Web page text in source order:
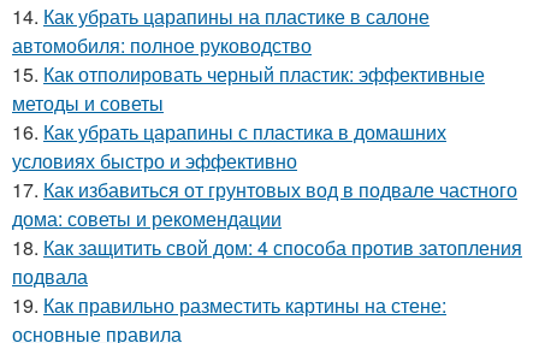
14. Как убрать царапины на пластике в салоне
автомобиля: полное руководство
15. Как отполировать черный пластик: эффективные
методы и советы
16. Как убрать царапины с пластика в домашних
условиях быстро и эффективно
17. Как избавиться от грунтовых вод в подвале частного
дома: советы и рекомендации
18. Как защитить свой дом: 4 способа против затопления
подвала
19. Как правильно разместить картины на стене:
основные правила